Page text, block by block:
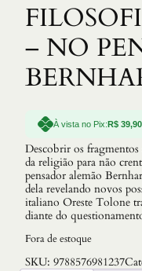
– NO
À vista no Pix:R$ 39,90
Descobrir os
da religião para não
pensador alemão
dela revelando novos
italiano Oreste Tolone
diante do
Fora de estoque
SKU: 9788576981237